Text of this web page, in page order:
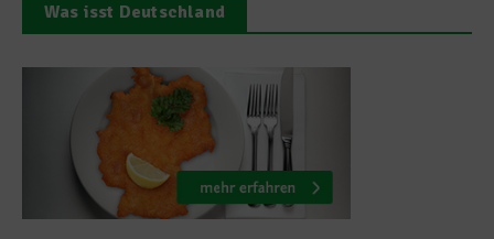
Was isst Deutschland